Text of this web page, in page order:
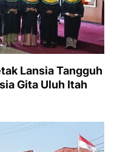
Lansia Tangguh
Gita Uluh Itah